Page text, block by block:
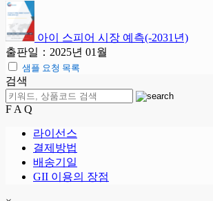
아이 스피어 시장 예측(-2031년)
출판일：2025년 01월
샘플 요청 목록
검색
F A Q
라이선스
결제방법
배송기일
GII 이용의 장점